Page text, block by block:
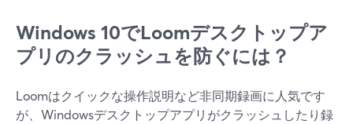
Windows 10でLoomデスクトップア
プリのクラッシュを防ぐには？
Loomはクイックな操作説明など非同期録画に人気です
が、Windowsデスクトップアプリがクラッシュしたり録